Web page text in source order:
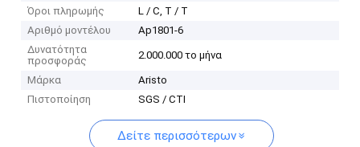
Όροι πληρωμής
L / C, T / T
Αριθμό μοντέλου
Ap1801-6
Δυνατότητα
προσφοράς
2.000.000 το μήνα
Μάρκα
Aristo
Πιστοποίηση
SGS / CTI
Δείτε περισσότερων